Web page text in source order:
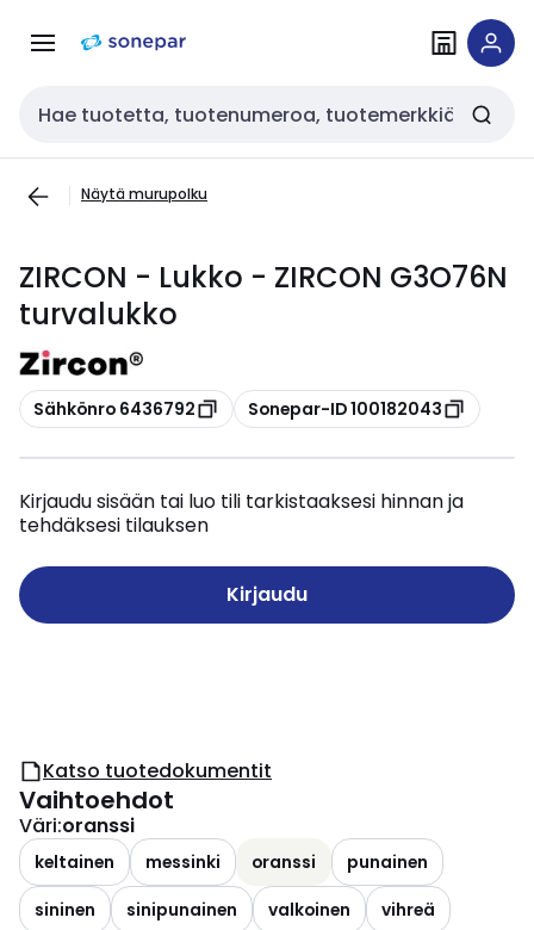
navigointiinsisältöön
Haku
Näytä murupolku
ZIRCON - Lukko - ZIRCON G3O76N
turvalukko
Kopioi
Sähkönro 6436792 Kopioi
Sonepar-ID 100182043
Kirjaudu sisään tai luo tili tarkistaaksesi hinnan ja
tehdäksesi tilauksen
Kirjaudu
Katso tuotedokumentit
Vaihtoehdot
Väri:oranssi
keltainen messinki oranssi
punainen
sininen
sinipunainen valkoinen vihreä